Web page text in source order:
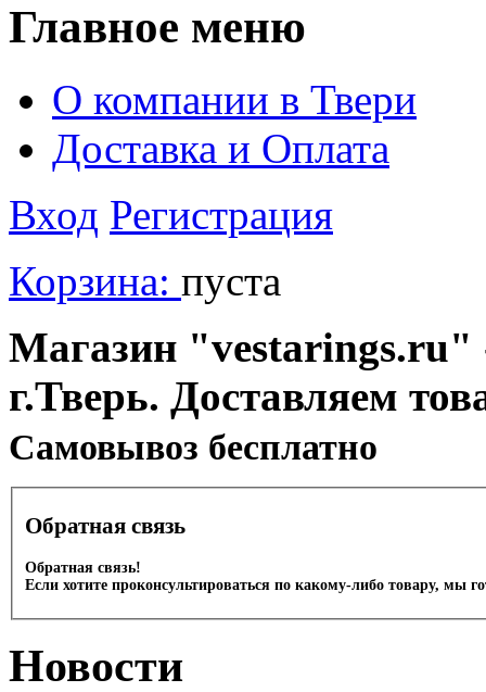
Главное меню
О компании в Твери
Доставка и Оплата
Вход Регистрация
Корзина: пуста
Магазин "vestarings.ru"
г.Тверь. Доставляем
Cамовывоз бесплатно
Обратная связь
Обратная связь!
Если хотите проконсультироваться по какому-либо товару, мы
Новости